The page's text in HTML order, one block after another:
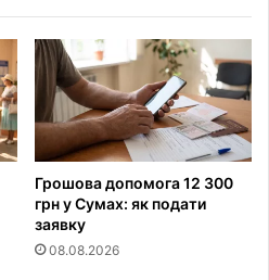
Грошова допомога 12 300
грн у Сумах: як подати
заявку
08.08.2026